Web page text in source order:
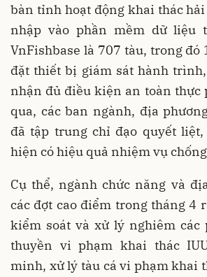
bàn tỉnh hoạt động khai thác
nhập vào phần mềm dữ liệu
VnFishbase là 707 tàu, trong đó
đặt thiết bị giám sát hành
nhận đủ điều kiện an toàn thực
qua, các ban ngành, địa
đã tập trung chỉ đạo quyết
hiện có hiệu quả nhiệm vụ
Cụ thể, ngành chức năng và
các đợt cao điểm trong tháng 4
kiểm soát và xử lý nghiêm các
thuyền vi phạm khai thác
minh, xử lý tàu cá vi phạm khai